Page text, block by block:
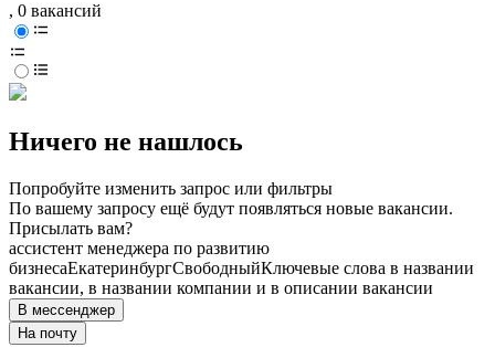
, 0 вакансий
Ничего не нашлось
Попробуйте изменить запрос или фильтры
По вашему запросу ещё будут появляться новые вакансии.
Присылать вам?
ассистент менеджера по развитию
бизнесаЕкатеринбургСвободныйКлючевые слова в названии
вакансии, в названии компании и в описании вакансии
В мессенджер
На почту